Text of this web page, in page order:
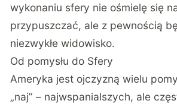
wykonaniu sfery nie ośmielę się
przypuszczać, ale z pewnością
niezwykłe widowisko.
Od pomysłu do Sfery
Ameryka jest ojczyzną wielu
„naj” – najwspanialszych, ale